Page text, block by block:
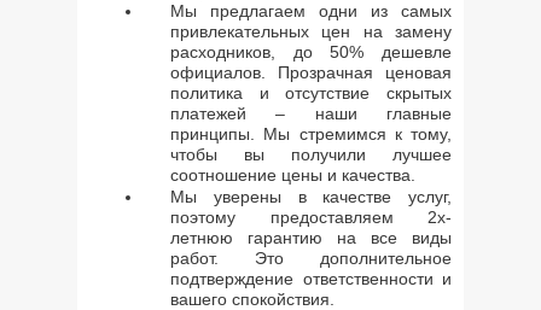
Мы предлагаем одни из самых
привлекательных цен на замену
расходников, до 50% дешевле
официалов. Прозрачная ценовая
политика и отсутствие скрытых
платежей – наши главные
принципы. Мы стремимся к тому,
чтобы вы получили лучшее
соотношение цены и качества.
Мы уверены в качестве услуг,
поэтому предоставляем 2х-
летнюю гарантию на все виды
работ. Это дополнительное
подтверждение ответственности и
вашего спокойствия.